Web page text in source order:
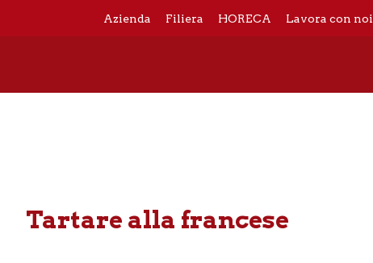
Azienda Filiera HORECA Lavora con noi
Tartare alla francese